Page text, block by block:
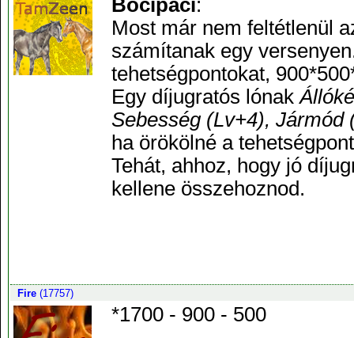
Bocipaci:
Most már nem feltétlenül
számítanak egy
tehetségpontokat,
Egy díjugratós lónak
Sebesség (Lv+4), Jármód
ha örökölné a
Tehát, ahhoz, hogy jó
kellene összehoznod.
Fire(17757)
*1700 - 900 - 500